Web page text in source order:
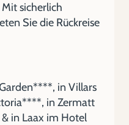
sicherlich
Sie die Rückreise
in Villars
in Zermatt
in Laax im Hotel